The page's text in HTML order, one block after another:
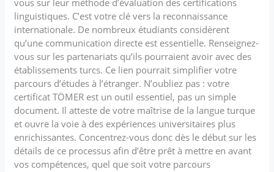
linguistiques. C’est votre clé vers la reconnaissance
internationale. De nombreux étudiants considèrent
qu’une communication directe est essentielle. Renseignez-
vous sur les partenariats qu’ils pourraient avoir avec des
établissements turcs. Ce lien pourrait simplifier votre
parcours d’études à l’étranger. N’oubliez pas : votre
certificat TÖMER est un outil essentiel, pas un simple
document. Il atteste de votre maîtrise de la langue turque
et ouvre la voie à des expériences universitaires plus
enrichissantes. Concentrez-vous donc dès le début sur les
détails de ce processus afin d’être prêt à mettre en avant
vos compétences, quel que soit votre parcours